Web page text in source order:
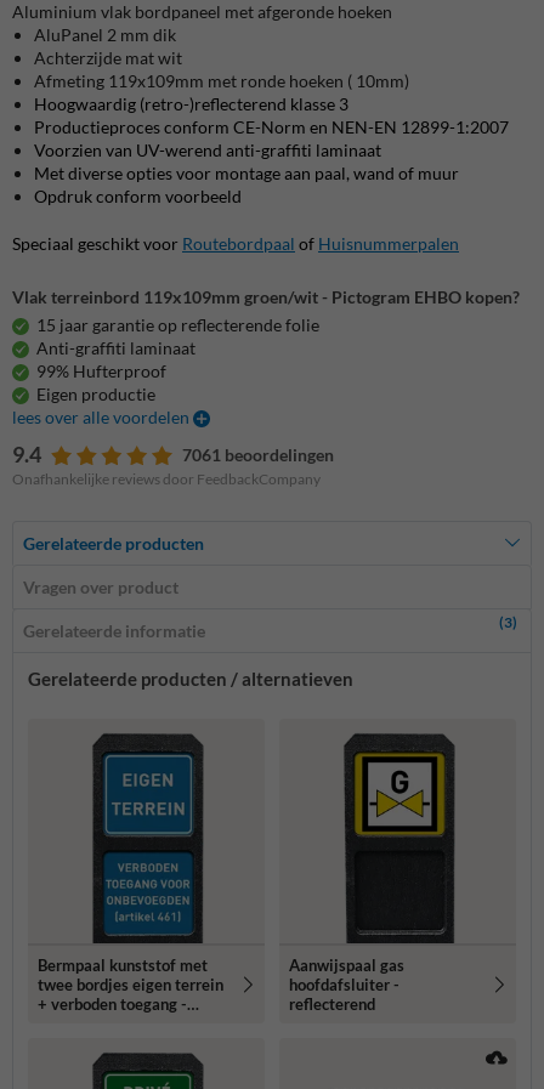
Aluminium vlak bordpaneel met afgeronde hoeken
AluPanel 2 mm dik
Achterzijde mat wit
Afmeting 119x109mm met ronde hoeken ( 10mm)
Hoogwaardig (retro-)reflecterend klasse 3
Productieproces conform CE-Norm en NEN-EN 12899-1:2007
Voorzien van UV-werend anti-graffiti laminaat
Met diverse opties voor montage aan paal, wand of muur
Opdruk conform voorbeeld
Speciaal geschikt voor Routebordpaal of Huisnummerpalen
Vlak terreinbord 119x109mm groen/wit - Pictogram EHBO kopen?
15 jaar garantie op reflecterende folie
Anti-graffiti laminaat
99% Hufterproof
Eigen productie
lees over alle voordelen
9.4 7061 beoordelingen
Onafhankelijke reviews door FeedbackCompany
Gerelateerde producten
Vragen over product
Gerelateerde informatie (3)
Gerelateerde producten / alternatieven
Bermpaal kunststof met
twee bordjes eigen terrein
+ verboden toegang -
Aanwijspaal gas
hoofdafsluiter -
reflecterend